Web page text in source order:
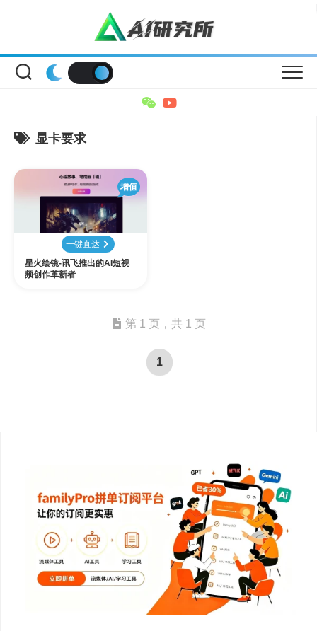
显卡要求
增值
一键直达
星火绘镜-讯飞推出的AI短视
频创作革新者
第 1 页，共 1 页
1